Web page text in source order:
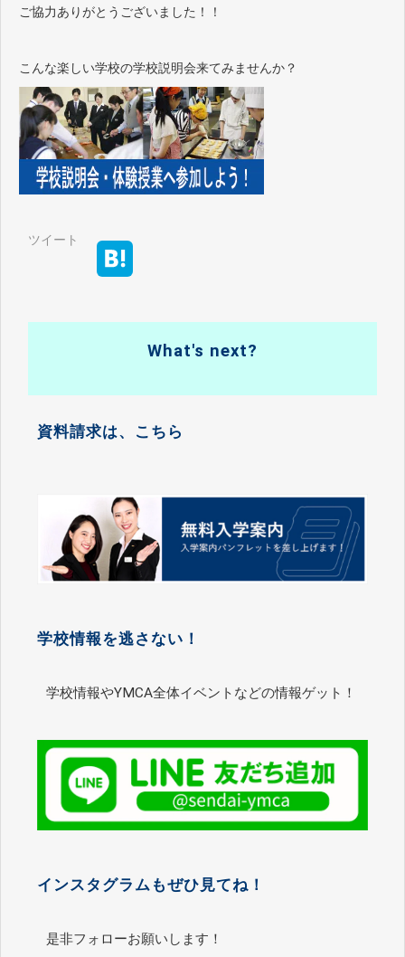
ご協力ありがとうございました！！
こんな楽しい学校の学校説明会来てみませんか？
ツイート
What's next?
資料請求は、こちら
学校情報を逃さない！
学校情報やYMCA全体イベントなどの情報ゲット！
インスタグラムもぜひ見てね！
是非フォローお願いします！